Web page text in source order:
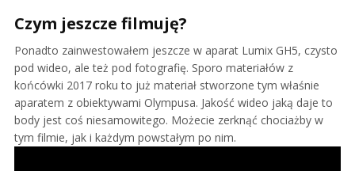
Czym jeszcze filmuję?
Ponadto zainwestowałem jeszcze w aparat Lumix GH5, czysto
pod wideo, ale też pod fotografię. Sporo materiałów z
końcówki 2017 roku to już materiał stworzone tym właśnie
aparatem z obiektywami Olympusa. Jakość wideo jaką daje to
body jest coś niesamowitego. Możecie zerknąć chociażby w
tym filmie, jak i każdym powstałym po nim.